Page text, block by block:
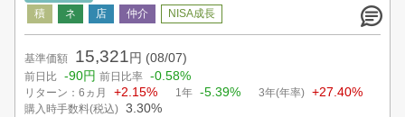
基準価額 15,321 円 (08/07)
前日比 -90円 前日比率 -0.58%
リターン：6ヵ月 +2.15% 1年 -5.39% 3年(年率) +27.40%
購入時手数料(税込) 3.30%